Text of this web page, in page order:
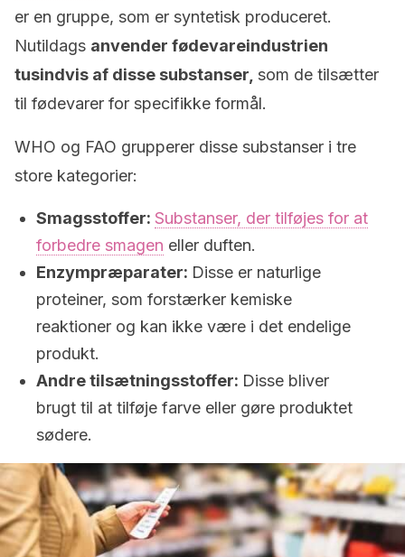
er en gruppe, som er syntetisk produceret.
Nutildags anvender fødevareindustrien
tusindvis af disse substanser, som de tilsætter
til fødevarer for specifikke formål.
WHO og FAO grupperer disse substanser i tre
store kategorier:
Smagsstoffer: Substanser, der tilføjes for at
forbedre smagen eller duften.
Enzympræparater: Disse er naturlige
proteiner, som forstærker kemiske
reaktioner og kan ikke være i det endelige
produkt.
Andre tilsætningsstoffer: Disse bliver
brugt til at tilføje farve eller gøre produktet
sødere.